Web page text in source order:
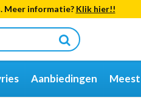
Meer informatie? Klik hier!!
Aanbiedingen